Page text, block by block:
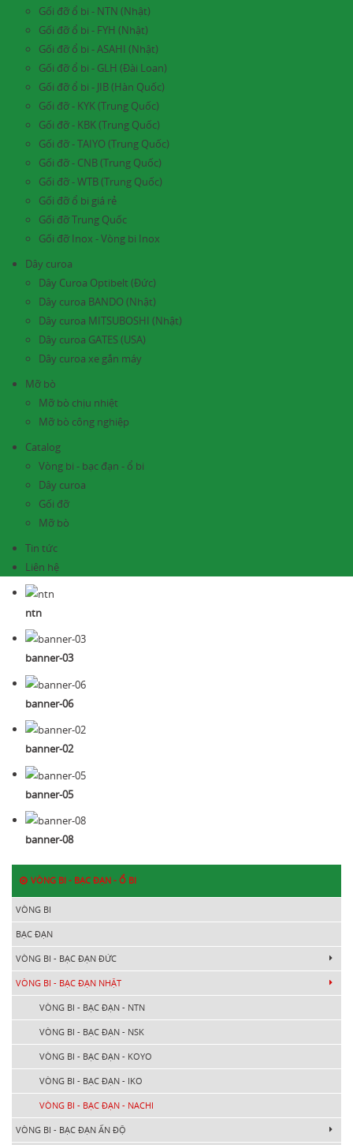
Gối đỡ ổ bi - NTN (Nhật)
Gối đỡ ổ bi - FYH (Nhật)
Gối đỡ ổ bi - ASAHI (Nhật)
Gối đỡ ổ bi - GLH (Đài Loan)
Gối đỡ ổ bi - JIB (Hàn Quốc)
Gối đỡ - KYK (Trung Quốc)
Gối đỡ - KBK (Trung Quốc)
Gối đỡ - TAIYO (Trung Quốc)
Gối đỡ - CNB (Trung Quốc)
Gối đỡ - WTB (Trung Quốc)
Gối đỡ ổ bi giá rẻ
Gối đỡ Trung Quốc
Gối đỡ Inox - Vòng bi Inox
Dây curoa
Dây Curoa Optibelt (Đức)
Dây curoa BANDO (Nhật)
Dây curoa MITSUBOSHI (Nhật)
Dây curoa GATES (USA)
Dây curoa xe gắn máy
Mỡ bò
Mỡ bò chịu nhiệt
Mỡ bò công nghiệp
Catalog
Vòng bi - bạc đạn - ổ bi
Dây curoa
Gối đỡ
Mỡ bò
Tin tức
Liên hệ
ntn
banner-03
banner-06
banner-02
banner-05
banner-08
VÒNG BI - BẠC ĐẠN - Ổ BI
VÒNG BI
BẠC ĐẠN
VÒNG BI - BẠC ĐẠN ĐỨC
VÒNG BI - BẠC ĐẠN NHẬT
VÒNG BI - BẠC ĐẠN - NTN
VÒNG BI - BẠC ĐẠN - NSK
VÒNG BI - BẠC ĐẠN - KOYO
VÒNG BI - BẠC ĐẠN - IKO
VÒNG BI - BẠC ĐẠN - NACHI
VÒNG BI - BẠC ĐẠN ẤN ĐỘ